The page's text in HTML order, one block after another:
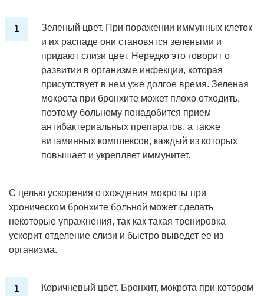
Зеленый цвет. При поражении иммунных клеток
и их распаде они становятся зелеными и
придают слизи цвет. Нередко это говорит о
развитии в организме инфекции, которая
присутствует в нем уже долгое время. Зеленая
мокрота при бронхите может плохо отходить,
поэтому больному понадобится прием
антибактериальных препаратов, а также
витаминных комплексов, каждый из которых
повышает и укрепляет иммунитет.
С целью ускорения отхождения мокроты при
хроническом бронхите больной может сделать
некоторые упражнения, так как такая тренировка
ускорит отделение слизи и быстро выведет ее из
организма.
Коричневый цвет. Бронхит, мокрота при котором